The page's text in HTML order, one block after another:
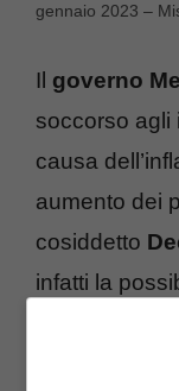
gennaio 2023 –
Il governo
soccorso agli
causa
aumento dei
cosiddetto
infatti la
cumulabile